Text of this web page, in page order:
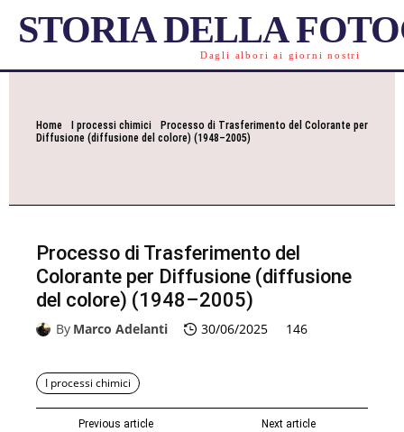
STORIA DELLA
Dagli albori ai giorni nostri
Home I processi chimici
Processo di Trasferimento del Colorante per
Diffusione (diffusione del colore) (1948–2005)
Processo di Trasferimento del
Colorante per Diffusione (diffusione
del colore) (1948–2005)
By Marco Adelanti 30/06/2025 146
I processi chimici
Previous article Next article